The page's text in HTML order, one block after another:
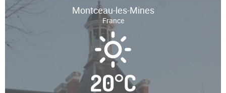
Montceau-les-Mines
France
20°C